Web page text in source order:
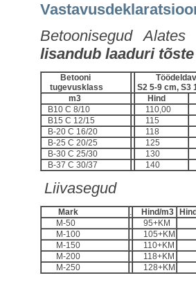
Betoonisegud
lisandub laaduri
Betooni
tugevusklass
S2 5-9 cm,
m3
Hind
B10 C 8/10
110,00
B15 C 12/15
115
B-20 C 16/20
118
B-25 C 20/25
125
B-30 C 25/30
130
B-37 C 30/37
140
Liivasegud
Mark . Hind/m3
M-50
95+KM
M-100
105+KM
M-150
110+KM
M-200
118+KM
M-250
128+KM